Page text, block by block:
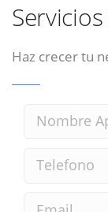
Haz crecer tu